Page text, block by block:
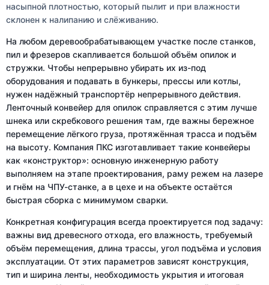
насыпной плотностью, который пылит и при влажности
склонен к налипанию и слёживанию.
На любом деревообрабатывающем участке после станков,
пил и фрезеров скапливается большой объём опилок и
стружки. Чтобы непрерывно убирать их из-под
оборудования и подавать в бункеры, прессы или котлы,
нужен надёжный транспортёр непрерывного действия.
Ленточный конвейер для опилок справляется с этим лучше
шнека или скребкового решения там, где важны бережное
перемещение лёгкого груза, протяжённая трасса и подъём
на высоту. Компания ПКС изготавливает такие конвейеры
как «конструктор»: основную инженерную работу
выполняем на этапе проектирования, раму режем на лазере
и гнём на ЧПУ-станке, а в цехе и на объекте остаётся
быстрая сборка с минимумом сварки.
Конкретная конфигурация всегда проектируется под задачу:
важны вид древесного отхода, его влажность, требуемый
объём перемещения, длина трассы, угол подъёма и условия
эксплуатации. От этих параметров зависят конструкция,
тип и ширина ленты, необходимость укрытия и итоговая